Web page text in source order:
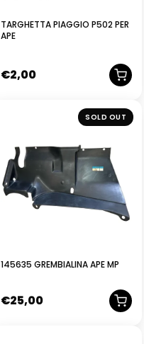
TARGHETTA PIAGGIO P502 PER
APE
€2,00
SOLD OUT
145635 GREMBIALINA APE MP
€25,00